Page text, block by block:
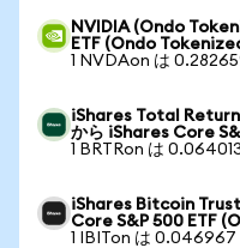
NVIDIA (Ondo
ETF (Ondo
1 NVDAon は
iShares Total
から iShares Core
1 BRTRon は
iShares Bitcoin
Core S&P 500 ETF
1 IBITon は 0.046967